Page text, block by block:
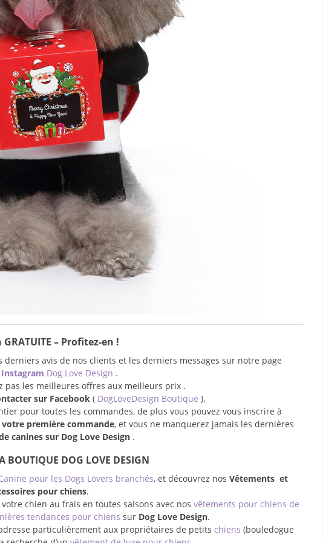
– Profitez-en !
avis de nos clients et les derniers messages sur notre page
Instagram Dog Love Design .
pas les meilleures offres aux meilleurs prix .
sur Facebook ( DogLoveDesign Boutique).
pour toutes les commandes, de plus vous pouvez vous inscrire à
première commande, et vous ne manquerez jamais les dernières
canines sur Dog Love Design .
BOUTIQUE DOG LOVE DESIGN
pour les Dogs Lovers branchés, et découvrez nos Vêtements et
pour chiens.
chien au frais en toutes saisons avec nosvêtements pour chiens de
tendances pour chiens sur Dog Love Design.
particulièrement aux propriétaires de petits chiens (bouledogue